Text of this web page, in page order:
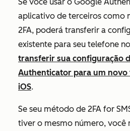
aplicativo de terceiros como
2FA, poderá transferir a
existente para seu telefone
transferir sua configuração
Authenticator para um
iOS.
Se seu método de 2FA for
tiver o mesmo número, você